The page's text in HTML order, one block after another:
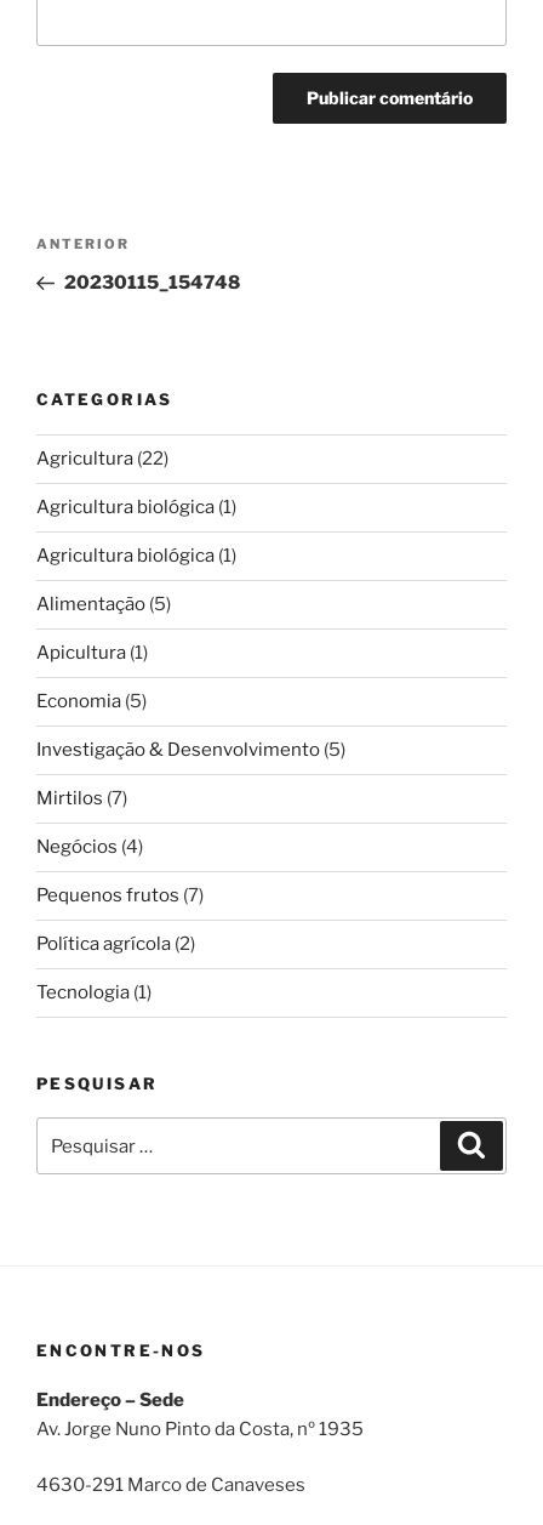
Navegação
artigos
Conteúdo
anterior
ANTERIOR
20230115_154748
CATEGORIAS
Agricultura (22)
Agricultura biológica (1)
Agricultura biológica (1)
Alimentação (5)
Apicultura (1)
Economia (5)
Investigação & Desenvolvimento (5)
Mirtilos (7)
Negócios (4)
Pequenos frutos (7)
Política agrícola (2)
Tecnologia (1)
PESQUISAR
por:
ENCONTRE-NOS
Endereço – Sede
Av. Jorge Nuno Pinto da Costa, nº 1935
4630-291 Marco de Canaveses